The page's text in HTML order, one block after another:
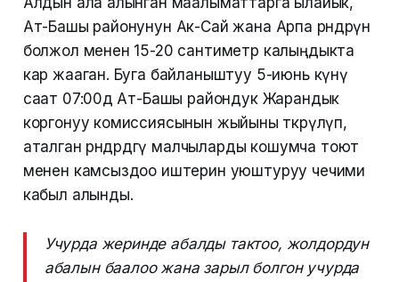
Ат-Башы районунун Ак-Сай жана Арпа өрөөндөрүнө
болжол менен 15-20 сантиметр калыңдыкта
кар жааган. Буга байланыштуу 5-июнь күнү
саат 07:00дө Ат-Башы райондук Жарандык
коргонуу комиссиясынын жыйыны өткөрүлүп,
аталган өрөөндөрдөгү малчыларды кошумча тоют
менен камсыздоо иштерин уюштуруу чечими
кабыл алынды.
Учурда жеринде абалды тактоо, жолдордун
абалын баалоо жана зарыл болгон учурда